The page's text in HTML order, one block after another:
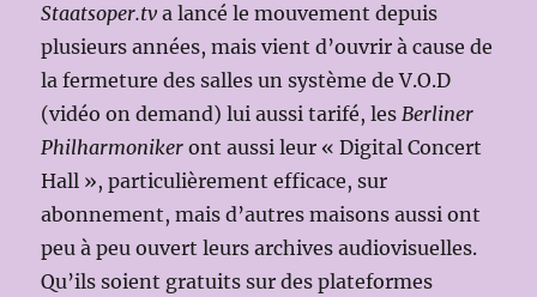
Staatsoper.tv a lancé le mouvement depuis
plusieurs années, mais vient d’ouvrir à cause de
la fermeture des salles un système de V.O.D
(vidéo on demand) lui aussi tarifé, lesBerliner
Philharmoniker ont aussi leur « Digital Concert
Hall », particulièrement efficace, sur
abonnement, mais d’autres maisons aussi ont
peu à peu ouvert leurs archives audiovisuelles.
Qu’ils soient gratuits sur des plateformes